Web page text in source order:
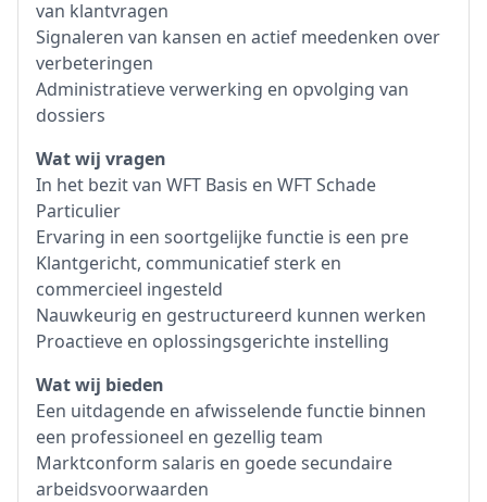
van klantvragen
Signaleren van kansen en actief meedenken over
verbeteringen
Administratieve verwerking en opvolging van
dossiers
Wat wij vragen
In het bezit van WFT Basis en WFT Schade
Particulier
Ervaring in een soortgelijke functie is een pre
Klantgericht, communicatief sterk en
commercieel ingesteld
Nauwkeurig en gestructureerd kunnen werken
Proactieve en oplossingsgerichte instelling
Wat wij bieden
Een uitdagende en afwisselende functie binnen
een professioneel en gezellig team
Marktconform salaris en goede secundaire
arbeidsvoorwaarden